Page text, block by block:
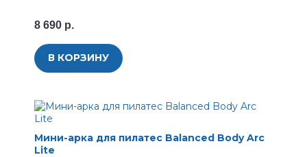
8 690 р.
В КОРЗИНУ
Мини-арка для пилатес Balanced Body Arc
Lite